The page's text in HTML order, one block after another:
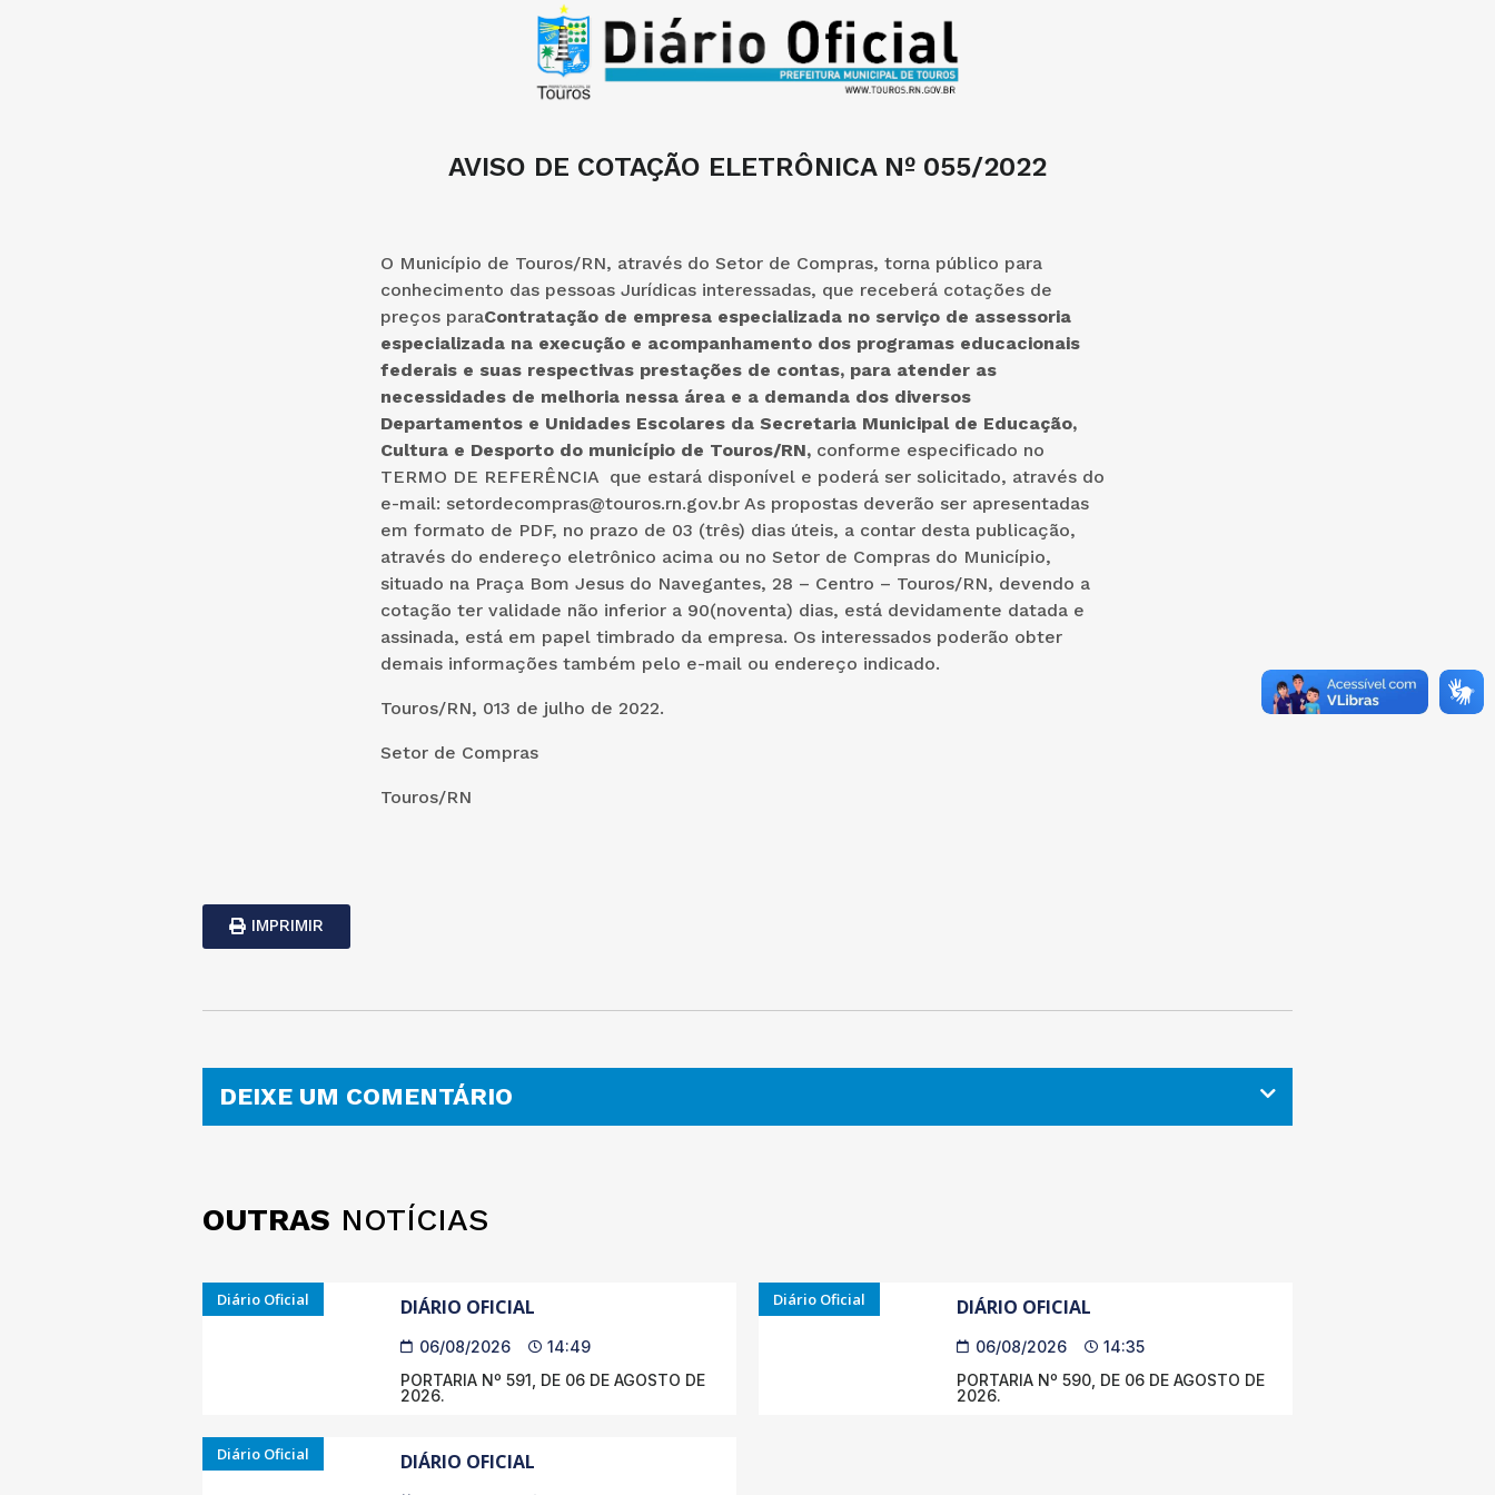
AVISO DE COTAÇÃO ELETRÔNICA Nº 055/2022
O Município de Touros/RN, através do Setor de Compras, torna público para
conhecimento das pessoas Jurídicas interessadas, que receberá cotações de
preços paraContratação de empresa especializada no serviço de assessoria
especializada na execução e acompanhamento dos programas educacionais
federais e suas respectivas prestações de contas, para atender as
necessidades de melhoria nessa área e a demanda dos diversos
Departamentos e Unidades Escolares da Secretaria Municipal de Educação,
Cultura e Desporto do município de Touros/RN,conforme especificado no
TERMO DE REFERÊNCIA que estará disponível e poderá ser solicitado, através do
e-mail: setordecompras@touros.rn.gov.br As propostas deverão ser apresentadas
em formato de PDF, no prazo de 03 (três) dias úteis, a contar desta publicação,
através do endereço eletrônico acima ou no Setor de Compras do Município,
situado na Praça Bom Jesus do Navegantes, 28 – Centro – Touros/RN, devendo a
cotação ter validade não inferior a 90(noventa) dias, está devidamente datada e
assinada, está em papel timbrado da empresa. Os interessados poderão obter
demais informações também pelo e-mail ou endereço indicado.
Touros/RN, 013 de julho de 2022.
Setor de Compras
Touros/RN
IMPRIMIR
DEIXE UM COMENTÁRIO
OUTRAS NOTÍCIAS
Diário Oficial DIÁRIO OFICIAL
06/08/2026
14:49
PORTARIA Nº 591, DE 06 DE AGOSTO DE
2026.
Diário Oficial DIÁRIO OFICIAL
06/08/2026
14:35
PORTARIA Nº 590, DE 06 DE AGOSTO DE
2026.
Diário Oficial DIÁRIO OFICIAL